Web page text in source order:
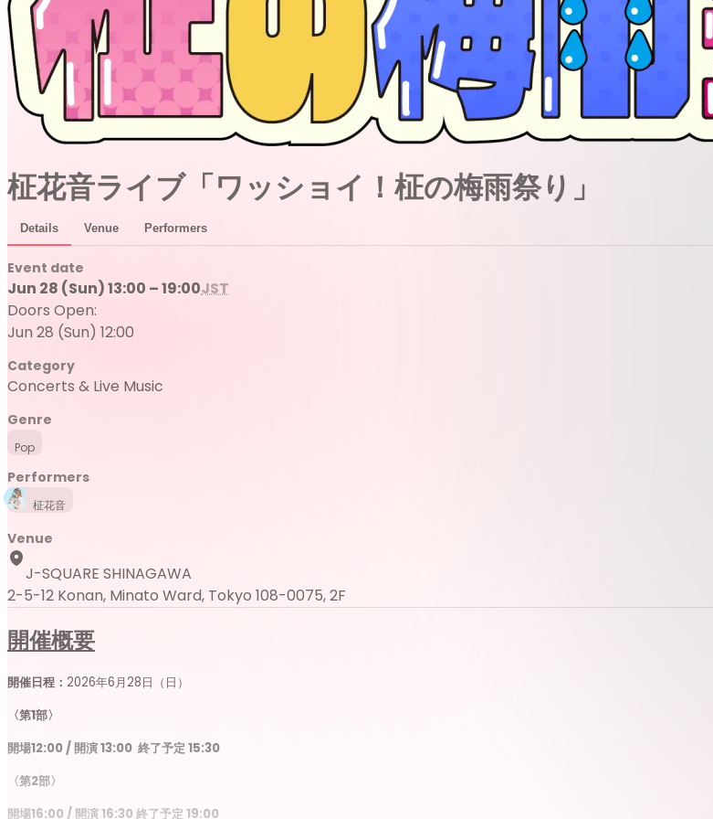
柾花音ライブ「ワッショイ！柾の梅雨祭り」
Details Venue Performers
Event date
Jun 28 (Sun) 13:00 – 19:00JST
Doors Open:
Jun 28 (Sun) 12:00
Category
Concerts & Live Music
Genre
Pop
Performers
柾花音
Venue
J-SQUARE SHINAGAWA
2-5-12 Konan, Minato Ward, Tokyo 108-0075, 2F
開催概要
開催日程： 2026年6月28日（日）
〈第1部〉
開場12:00 / 開演 13:00 終了予定 15:30
〈第2部〉
開場16:00 / 開演 16:30 終了予定 19:00